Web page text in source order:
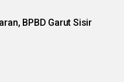
BPBD Garut Sisir